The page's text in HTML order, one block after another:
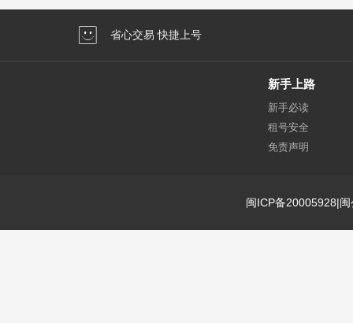
省心交易 快捷上号
新手上路
新手必读
租号安全
免责声明
闽ICP备20005928|